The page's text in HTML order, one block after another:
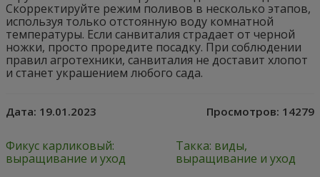
Скорректируйте режим поливов в несколько этапов,
используя только отстоянную воду комнатной
температуры. Если санвиталия страдает от черной
ножки, просто проредите посадку. При соблюдении
правил агротехники, санвиталия не доставит хлопот
и станет украшением любого сада.
Дата: 19.01.2023 Просмотров: 14279
Фикус карликовый:
выращивание и уход
Такка: виды,
выращивание и уход